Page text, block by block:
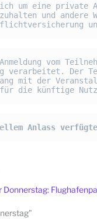
um eine private
und
vom
verarbeitet. Der
mit der
für die künftige
Anlass
Donnerstag: